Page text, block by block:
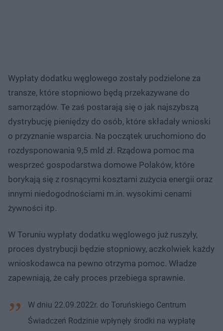
Wypłaty dodatku węglowego zostały podzielone za
transze, które stopniowo będą przekazywane do
samorządów. Te zaś postarają się o jak najszybszą
dystrybucję pieniędzy do osób, które składały wnioski
o przyznanie wsparcia. Na początek uruchomiono do
rozdysponowania 9,5 mld zł. Rządowa pomoc ma
wesprzeć gospodarstwa domowe Polaków, które
borykają się z rosnącymi kosztami zużycia energii oraz
innymi niedogodnościami m.in. wysokimi cenami
żywności itp.
W Toruniu wypłaty dodatku węglowego już ruszyły,
proces dystrybucji będzie stopniowy, aczkolwiek każdy
wnioskodawca na pewno otrzyma pomoc. Władze
zapewniają, że cały proces przebiega sprawnie.
W dniu 22.09.2022r. do Toruńskiego Centrum
Świadczeń Rodzinie wpłynęły środki na wypłatę